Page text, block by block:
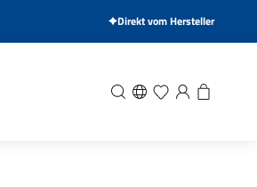
Direkt vom Hersteller
Suche Wunschliste
Anmelden